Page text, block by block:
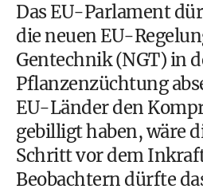
Das EU-Parlament
die neuen EU-
Gentechnik (NGT) in
Pflanzenzüchtung
EU-Länder den
gebilligt haben, wäre
Schritt vor dem
Beobachtern dürfte